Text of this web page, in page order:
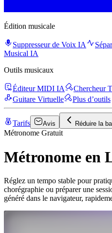
Édition musicale
Suppresseur de Voix IA
Musical IA
Outils musicaux
Éditeur MIDI IA Chercheur
Guitare Virtuelle
Plus d’outils
Tarifs Avis Réduire la
Métronome Gratuit
Métronome en
Réglez un tempo stable pour
chorégraphie ou préparer une
généré dans le navigateur,